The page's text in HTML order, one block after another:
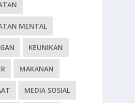
MENTAL
KEUNIKAN
MAKANAN
MEDIA SOSIAL